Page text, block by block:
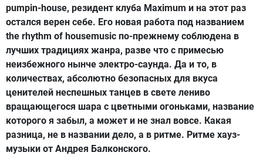
pumpin-house, резидент клуба Maximum и на этот раз
остался верен себе. Его новая работа под названием
the rhythm of housemusic по-прежнему соблюдена в
лучших традициях жанра, разве что с примесью
неизбежного нынче электро-саунда. Да и то, в
количествах, абсолютно безопасных для вкуса
ценителей неспешных танцев в свете лениво
вращающегося шара с цветными огоньками, название
которого я забыл, а может и не знал вовсе. Какая
разница, не в названии дело, а в ритме. Ритме хауз-
музыки от Андрея Балконского.